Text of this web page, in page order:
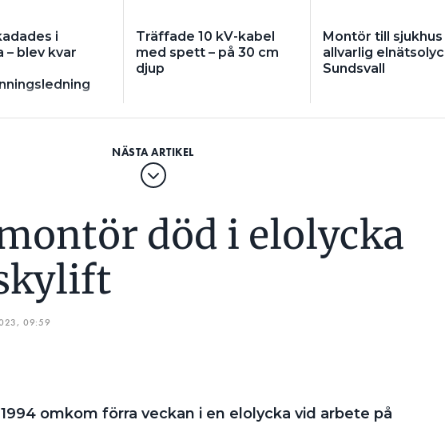
i
– blev kvar
Träffade 10 kV-kabel
med spett – på 30 cm
djup
Montör till
allvarlig
Sundsvall
död i elolycka
09:59
omkom förra veckan i en elolycka vid arbete på